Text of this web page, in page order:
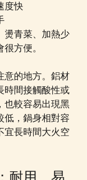
度快
燙青菜、加熱少
方便。
意的地方。鋁材
時間接觸酸性或
也較容易出現黑
低，鍋身相對容
宜長時間大火空